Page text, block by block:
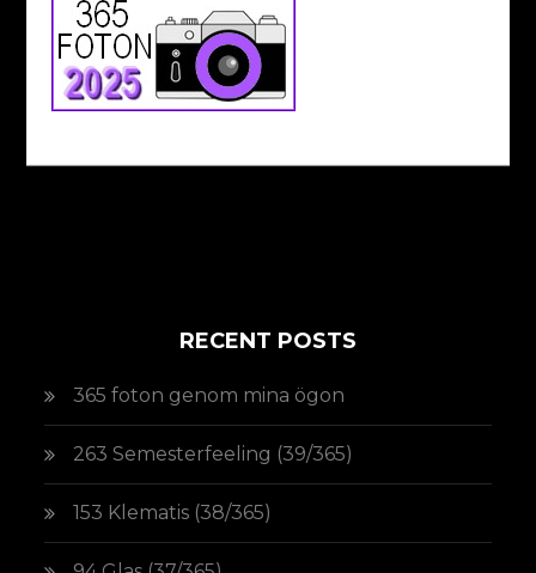
RECENT POSTS
365 foton genom mina ögon
263 Semesterfeeling (39/365)
153 Klematis (38/365)